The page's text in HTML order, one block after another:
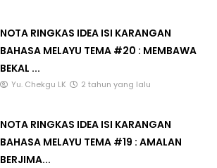
NOTA RINGKAS IDEA ISI KARANGAN
BAHASA MELAYU TEMA #20 : MEMBAWA
BEKAL ...
Yu. Chekgu LK 2 tahun yang lalu
NOTA RINGKAS IDEA ISI KARANGAN
BAHASA MELAYU TEMA #19 : AMALAN
BERJIMA...